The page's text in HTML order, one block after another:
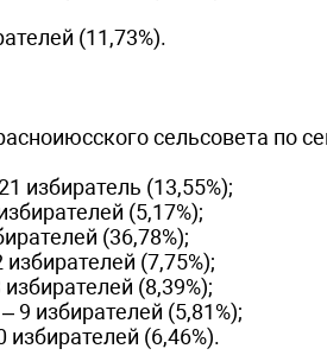
(11,73%).
сельсовета по
избиратель (13,55%);
(5,17%);
(36,78%);
(7,75%);
(8,39%);
избирателей (5,81%);
(6,46%).